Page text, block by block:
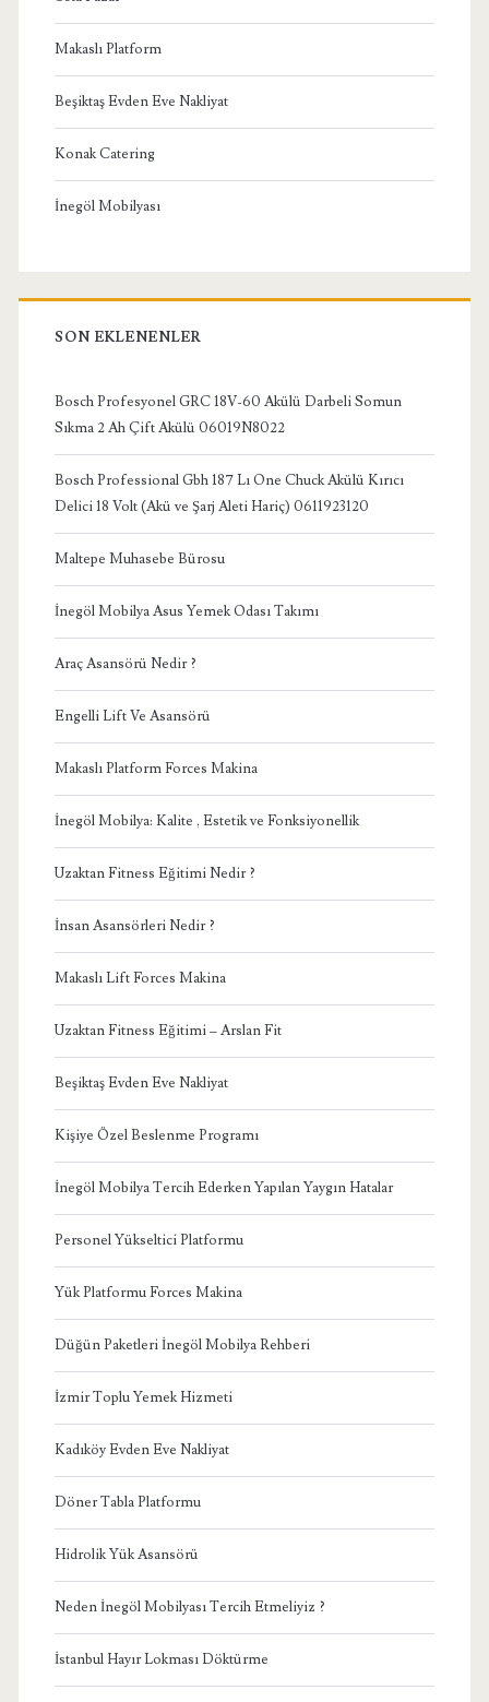
Makaslı Platform
Beşiktaş Evden Eve Nakliyat
Konak Catering
İnegöl Mobilyası
SON EKLENENLER
Bosch Profesyonel GRC 18V-60 Akülü Darbeli Somun
Sıkma 2 Ah Çift Akülü 06019N8022
Bosch Professional Gbh 187 Lı One Chuck Akülü Kırıcı
Delici 18 Volt (Akü ve Şarj Aleti Hariç) 0611923120
Maltepe Muhasebe Bürosu
İnegöl Mobilya Asus Yemek Odası Takımı
Araç Asansörü Nedir ?
Engelli Lift Ve Asansörü
Makaslı Platform Forces Makina
İnegöl Mobilya: Kalite , Estetik ve Fonksiyonellik
Uzaktan Fitness Eğitimi Nedir ?
İnsan Asansörleri Nedir ?
Makaslı Lift Forces Makina
Uzaktan Fitness Eğitimi – Arslan Fit
Beşiktaş Evden Eve Nakliyat
Kişiye Özel Beslenme Programı
İnegöl Mobilya Tercih Ederken Yapılan Yaygın Hatalar
Personel Yükseltici Platformu
Yük Platformu Forces Makina
Düğün Paketleri İnegöl Mobilya Rehberi
İzmir Toplu Yemek Hizmeti
Kadıköy Evden Eve Nakliyat
Döner Tabla Platformu
Hidrolik Yük Asansörü
Neden İnegöl Mobilyası Tercih Etmeliyiz ?
İstanbul Hayır Lokması Döktürme